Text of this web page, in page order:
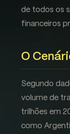
de todos os
financeiros
O
Segundo
volume de
trilhões em
como